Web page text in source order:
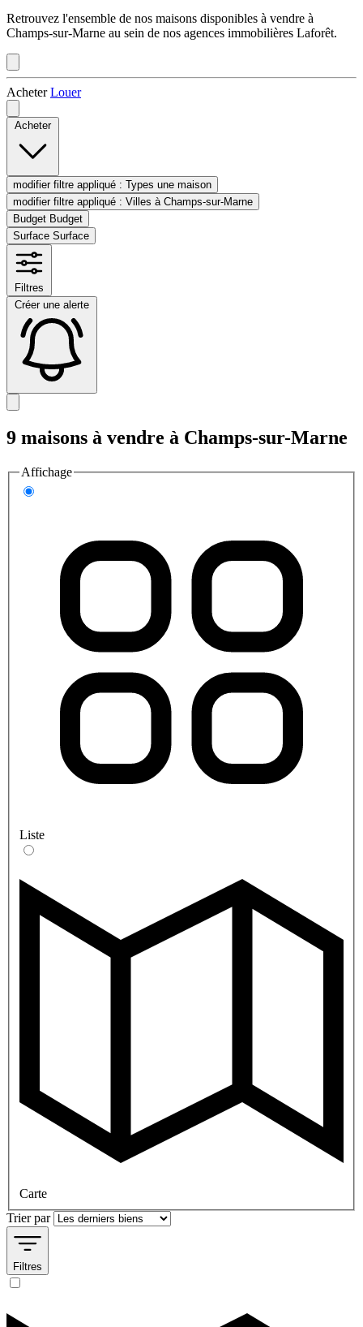
Retrouvez l'ensemble de nos maisons disponibles à vendre à
Champs-sur-Marne au sein de nos agences immobilières Laforêt.
AcheterLouer
Acheter
modifier filtre appliqué : Types une maison
modifier filtre appliqué : Villes à Champs-sur-Marne
Budget Budget
Surface Surface
Filtres
Créer une alerte
9 maisons à vendre à Champs-sur-Marne
Affichage
Liste
Carte
Trier par
Filtres